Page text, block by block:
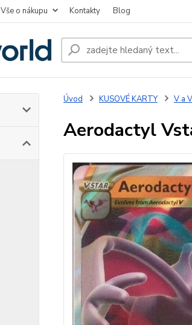
Vše o nákupu Kontakty Blog
Úvod KUSOVÉ KARTY V a
Aerodactyl